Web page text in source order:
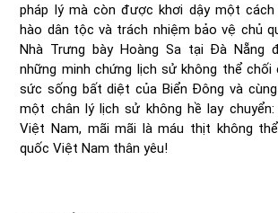
pháp lý mà còn được khơi dậy một
hào dân tộc và trách nhiệm bảo vệ chủ
Nhà Trưng bày Hoàng Sa tại Đà Nẵng
những minh chứng lịch sử không thể chối
sức sống bất diệt của Biển Đông và
một chân lý lịch sử không hề lay
Việt Nam, mãi mãi là máu thịt không
quốc Việt Nam thân yêu!